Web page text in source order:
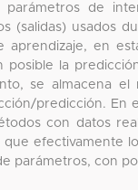
de
(salidas) usados
aprendizaje, en
posible la
se almacena
predicción. En
con datos
efectivamente
parámetros, con